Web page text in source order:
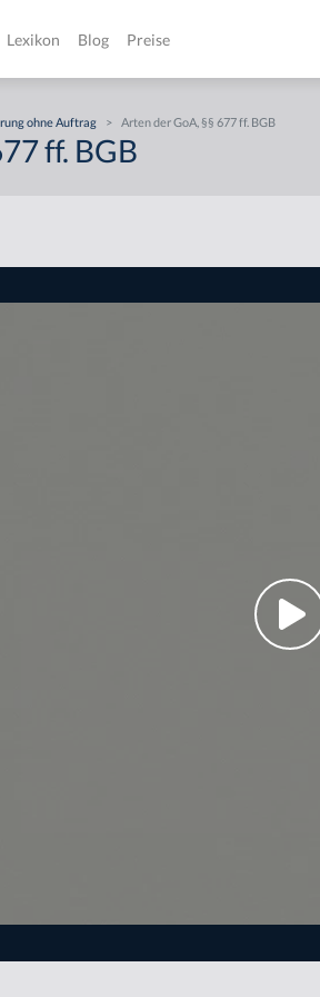
Lexikon Blog Preise
ohne Auftrag > Arten der GoA, §§ 677 ff. BGB
ff. BGB